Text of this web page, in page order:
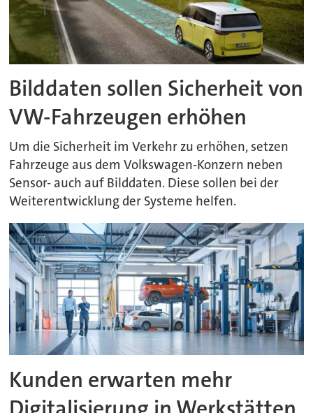
Bilddaten sollen Sicherheit von
VW-Fahrzeugen erhöhen
Um die Sicherheit im Verkehr zu erhöhen, setzen
Fahrzeuge aus dem Volkswagen-Konzern neben
Sensor- auch auf Bilddaten. Diese sollen bei der
Weiterentwicklung der Systeme helfen.
Kunden erwarten mehr